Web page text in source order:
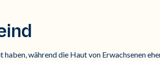
während die Haut von Erwachsenen